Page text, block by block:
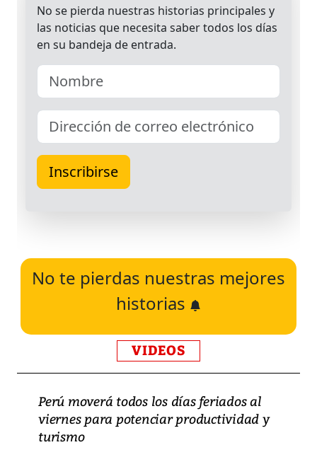
No te pierdas nuestras mejores
historias
VIDEOS
Perú moverá todos los días feriados al
viernes para potenciar productividad y
turismo